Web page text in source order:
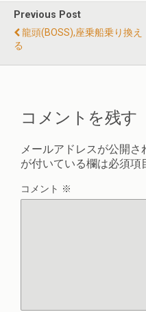
Previous Post
龍頭(BOSS),座乗船乗り換え
る
コメントを残す
メールアドレスが公開さ
が付いている欄は必須項
コメント ※